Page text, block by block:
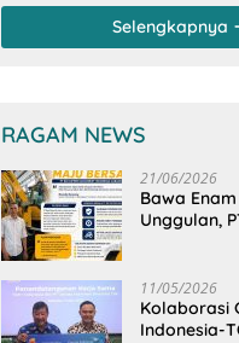
Desa Arakan Minsel
Dirjen
Selengkapnya
RAGAM NEWS
21/06/2026
Bawa
Unggulan,
Pasar di
11/05/2026
Kolaborasi
Indonesia-